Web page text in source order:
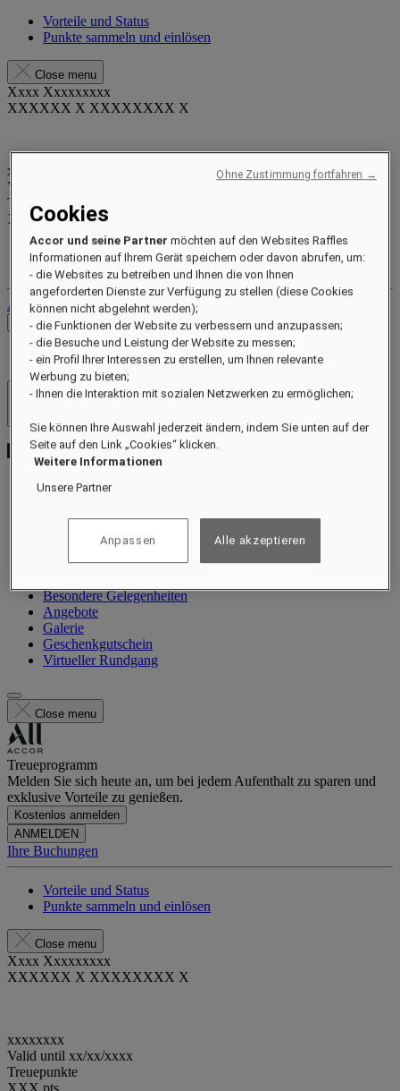
Vorteile und Status
Punkte sammeln und einlösen
Close menu
Xxxx Xxxxxxxxx
XXXXXX X XXXXXXXX X
xxxxxxxx
Valid until
Treuepunkte
XXXpts
Ihr Treuekonto
Ihre Buchungen
Abmelden
Preise prüfen
Information
Restaurant
Wellness
Besondere Gelegenheiten
Angebote
Galerie
Geschenkgutschein
Virtueller Rundgang
Close menu
Treueprogramm
Melden Sie sich heute an, um bei jedem Aufenthalt zu sparen und
exklusive Vorteile zu genießen.
Kostenlos anmelden
ANMELDEN
Ihre Buchungen
Vorteile und Status
Punkte sammeln und einlösen
Close menu
Xxxx Xxxxxxxxx
XXXXXX X XXXXXXXX X
xxxxxxxx
Valid until xx/xx/xxxx
Treuepunkte
Cookies
Accor und seine Partner möchten auf den Websites Raffles
Informationen auf Ihrem Gerät speichern oder davon abrufen, um:
- die Websites zu betreiben und Ihnen die von Ihnen
angeforderten Dienste zur Verfügung zu stellen (diese Cookies
können nicht abgelehnt werden);
- die Funktionen der Website zu verbessern und anzupassen;
- die Besuche und Leistung der Website zu messen;
- ein Profil Ihrer Interessen zu erstellen, um Ihnen relevante
Werbung zu bieten;
- Ihnen die Interaktion mit sozialen Netzwerken zu ermöglichen;
Sie können Ihre Auswahl jederzeit ändern, indem Sie unten auf der
Seite auf den Link „Cookies“ klicken.
Weitere Informationen
Unsere Partner
Anpassen Alle akzeptieren
Ohne Zustimmung fortfahren →